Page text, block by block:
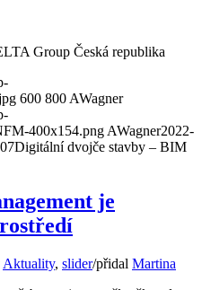
Group Česká republika
600 800AWagner
400x154.pngAWagner2022-
Digitální dvojče stavby – BIM
je
Aktuality, slider/přidal Martina